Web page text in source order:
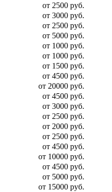
от 2500 руб.
от 3000 руб.
от 2500 руб.
от 5000 руб.
от 1000 руб.
от 1000 руб.
от 1500 руб.
от 4500 руб.
от 20000 руб.
от 4500 руб.
от 3000 руб.
от 2500 руб.
от 2000 руб.
от 2500 руб.
от 4500 руб.
от 10000 руб.
от 4500 руб.
от 5000 руб.
от 15000 руб.